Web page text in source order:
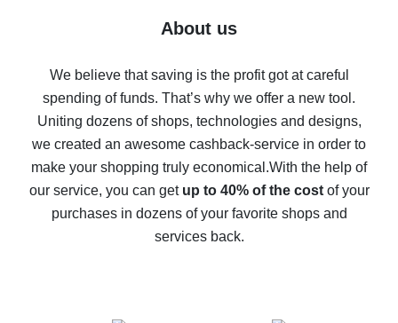
Five ways to get the most cash back on AliExpress
back
10% cash back on AliExpress - the impossible is
possible
The best cash back on AliExpress - how to find it
The best cash back service for AliExpress - let's
compare offers
About us
We believe that saving is the profit got at careful
spending of funds. That’s why we offer a new tool.
Uniting dozens of shops, technologies and designs,
we created an awesome cashback-service in order to
make your shopping truly economical.With the help of
our service, you can get up to 40% of the costof your
purchases in dozens of your favorite shops and
services back.